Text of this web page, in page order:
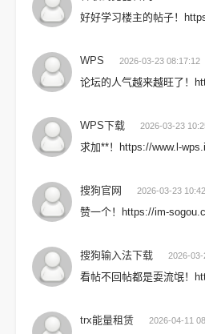
好好学习楼主的帖子！
WPS 2026-03-23 08:17:12
论坛的人气越来越旺了！
WPS下载 2026-03-23
求加**！https://www.l-
搜狗官网 2026-03-23
赞一个！https://im-
搜狗输入法下载 2026-
看帖不回帖都是耍流氓！
trx能量租赁 2026-04-11